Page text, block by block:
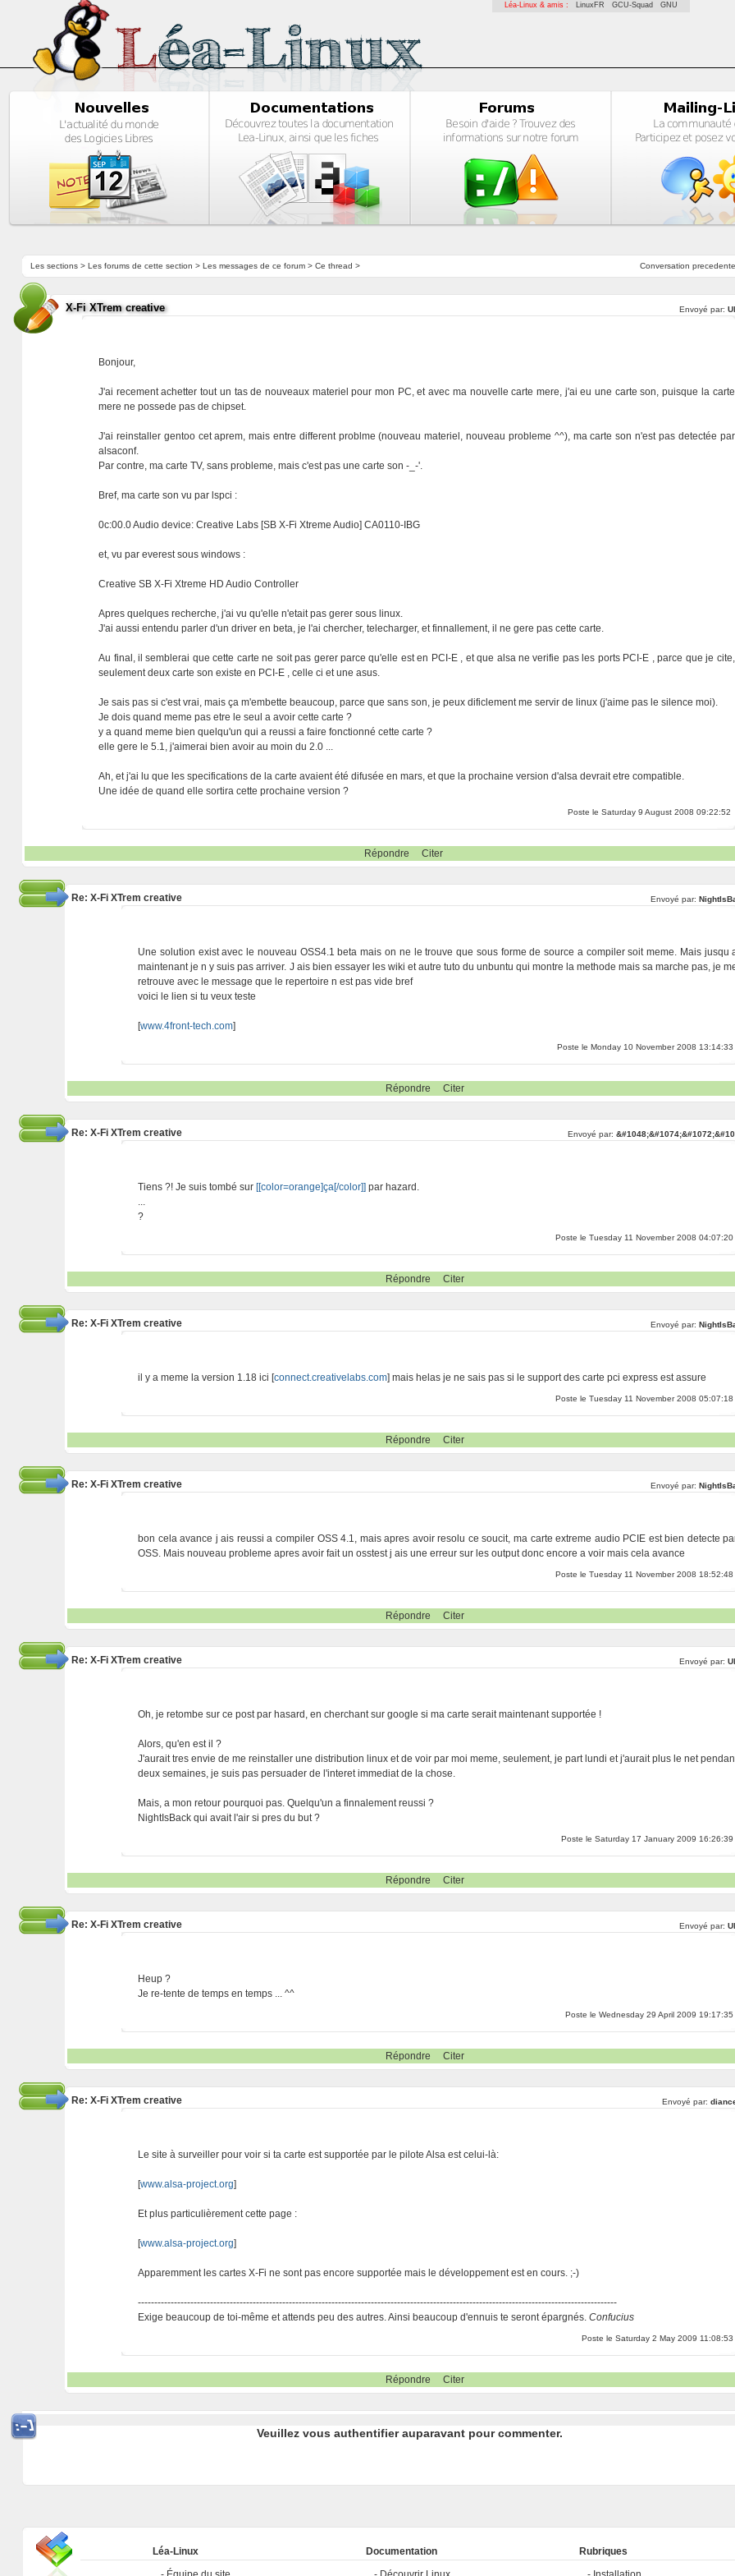
Léa-Linux & amis : LinuxFR GCU-Squad GNU
Conversation precedente
Les sections> Les forums de cette section > Les messages de ce forum> Ce thread >
X-Fi XTrem creative Envoyé par:
Bonjour,
J'ai recement achetter tout un tas de nouveaux materiel pour mon PC, et avec ma nouvelle carte mere, j'ai eu une carte son, puisque la carte
mere ne possede pas de chipset.
J'ai reinstaller gentoo cet aprem, mais entre different problme (nouveau materiel, nouveau probleme ^^), ma carte son n'est pas detectée par
alsaconf.
Par contre, ma carte TV, sans probleme, mais c'est pas une carte son -_-'.
Bref, ma carte son vu par lspci :
0c:00.0 Audio device: Creative Labs [SB X-Fi Xtreme Audio] CA0110-IBG
et, vu par everest sous windows :
Creative SB X-Fi Xtreme HD Audio Controller
Apres quelques recherche, j'ai vu qu'elle n'etait pas gerer sous linux.
J'ai aussi entendu parler d'un driver en beta, je l'ai chercher, telecharger, et finnallement, il ne gere pas cette carte.
Au final, il semblerai que cette carte ne soit pas gerer parce qu'elle est en PCI-E , et que alsa ne verifie pas les ports PCI-E , parce que je cite,
seulement deux carte son existe en PCI-E , celle ci et une asus.
Je sais pas si c'est vrai, mais ça m'embette beaucoup, parce que sans son, je peux dificlement me servir de linux (j'aime pas le silence moi).
Je dois quand meme pas etre le seul a avoir cette carte ?
y a quand meme bien quelqu'un qui a reussi a faire fonctionné cette carte ?
elle gere le 5.1, j'aimerai bien avoir au moin du 2.0 ...
Ah, et j'ai lu que les specifications de la carte avaient été difusée en mars, et que la prochaine version d'alsa devrait etre compatible.
Une idée de quand elle sortira cette prochaine version ?
Poste le Saturday 9 August 2008 09:22:52
Répondre Citer
Re: X-Fi XTrem creative Envoyé par:
Une solution exist avec le nouveau OSS4.1 beta mais on ne le trouve que sous forme de source a compiler soit meme. Mais jusqu
maintenant je n y suis pas arriver. J ais bien essayer les wiki et autre tuto du unbuntu qui montre la methode mais sa marche pas, je
retrouve avec le message que le repertoire n est pas vide bref
voici le lien si tu veux teste
[www.4front-tech.com]
Poste le Monday 10 November 2008 13:14:33
Répondre Citer
Re: X-Fi XTrem creative Envoyé par:
Tiens ?! Je suis tombé sur [[color=orange]ça[/color]] par hazard.
...
?
Poste le Tuesday 11 November 2008 04:07:20
Répondre Citer
Re: X-Fi XTrem creative Envoyé par:
il y a meme la version 1.18 ici [connect.creativelabs.com] mais helas je ne sais pas si le support des carte pci express est assure
Poste le Tuesday 11 November 2008 05:07:18
Répondre Citer
Re: X-Fi XTrem creative Envoyé par:
bon cela avance j ais reussi a compiler OSS 4.1, mais apres avoir resolu ce soucit, ma carte extreme audio PCIE est bien detecte
OSS. Mais nouveau probleme apres avoir fait un osstest j ais une erreur sur les output donc encore a voir mais cela avance
Poste le Tuesday 11 November 2008 18:52:48
Répondre Citer
Re: X-Fi XTrem creative Envoyé par:
Oh, je retombe sur ce post par hasard, en cherchant sur google si ma carte serait maintenant supportée !
Alors, qu'en est il ?
J'aurait tres envie de me reinstaller une distribution linux et de voir par moi meme, seulement, je part lundi et j'aurait plus le net
deux semaines, je suis pas persuader de l'interet immediat de la chose.
Mais, a mon retour pourquoi pas. Quelqu'un a finnalement reussi ?
NightIsBack qui avait l'air si pres du but ?
Poste le Saturday 17 January 2009 16:26:39
Répondre Citer
Re: X-Fi XTrem creative Envoyé par:
Heup ?
Je re-tente de temps en temps ... ^^
Poste le Wednesday 29 April 2009 19:17:35
Répondre Citer
Re: X-Fi XTrem creative Envoyé par:
Le site à surveiller pour voir si ta carte est supportée par le pilote Alsa est celui-là:
[www.alsa-project.org]
Et plus particulièrement cette page :
[www.alsa-project.org]
Apparemment les cartes X-Fi ne sont pas encore supportée mais le développement est en cours. ;-)
--------------------------------------------------------------------------------------------------------------------------------------------------
Exige beaucoup de toi-même et attends peu des autres. Ainsi beaucoup d'ennuis te seront épargnés.Confucius
Poste le Saturday 2 May 2009 11:08:53
Répondre Citer
Veuillez vous authentifier auparavant pour commenter.
Léa-Linux
Documentation
Rubriques